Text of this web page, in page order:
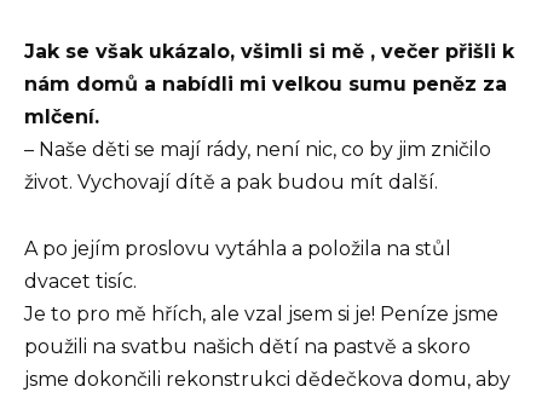
Jak se však ukázalo, všimli si mě , večer přišli k
nám domů a nabídli mi velkou sumu peněz za
mlčení.
– Naše děti se mají rády, není nic, co by jim zničilo
život. Vychovají dítě a pak budou mít další.
A po jejím proslovu vytáhla a položila na stůl
dvacet tisíc.
Je to pro mě hřích, ale vzal jsem si je! Peníze jsme
použili na svatbu našich dětí na pastvě a skoro
jsme dokončili rekonstrukci dědečkova domu, aby